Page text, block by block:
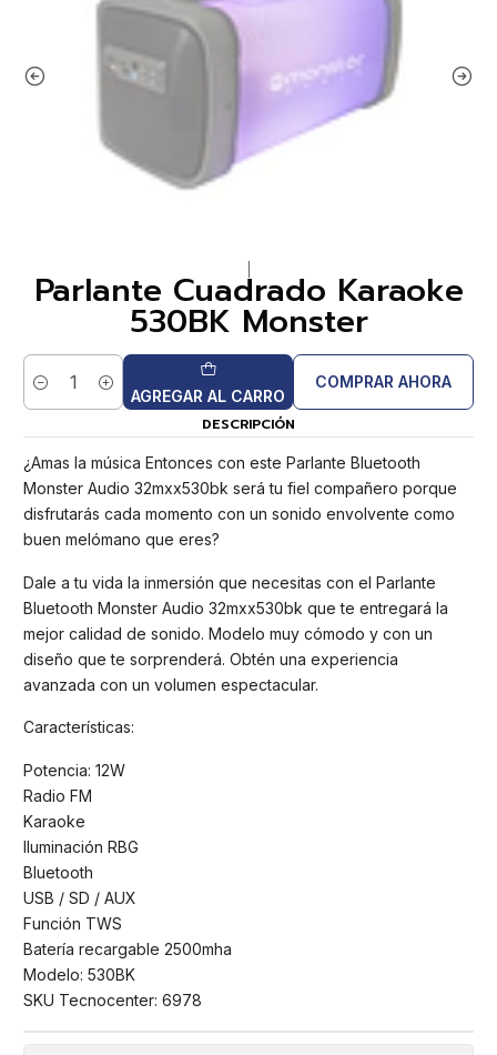
Parlante Cuadrado Karaoke
530BK Monster
Cantidad AGREGAR AL CARRO
COMPRAR AHORA
DESCRIPCIÓN
¿Amas la música Entonces con este Parlante Bluetooth
Monster Audio 32mxx530bk será tu fiel compañero porque
disfrutarás cada momento con un sonido envolvente como
buen melómano que eres?
Dale a tu vida la inmersión que necesitas con el Parlante
Bluetooth Monster Audio 32mxx530bk que te entregará la
mejor calidad de sonido. Modelo muy cómodo y con un
diseño que te sorprenderá. Obtén una experiencia
avanzada con un volumen espectacular.
Características:
Potencia: 12W
Radio FM
Karaoke
Iluminación RBG
Bluetooth
USB / SD / AUX
Función TWS
Batería recargable 2500mha
Modelo: 530BK
SKU Tecnocenter: 6978